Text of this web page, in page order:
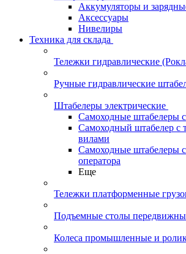
Аккумуляторы и
Аксессуары
Нивелиры
Техника для склада
Тележки гидравлические
Ручные гидравлические
Штабелеры электрические
Самоходные штабелеры
Самоходный штабелер с
вилами
Самоходные штабелеры
оператора
Еще
Тележки платформенные
Подъемные столы
Колеса промышленные и